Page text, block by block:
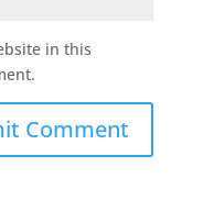
in this